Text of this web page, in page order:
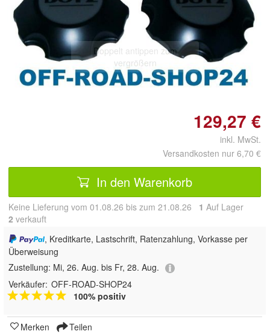
Doppelt antippen zum
vergrößern
129,27 €
inkl. MwSt.
Versandkosten nur 6,70 €
In den Warenkorb
Keine Lieferung vom 01.08.26 bis zum 21.08.26 1 Auf Lager
2 verkauft
, Kreditkarte, Lastschrift, Ratenzahlung, Vorkasse per
Überweisung
Zustellung: Mi, 26. Aug. bis Fr, 28. Aug.
Verkäufer: OFF-ROAD-SHOP24
100% positiv
Merken Teilen